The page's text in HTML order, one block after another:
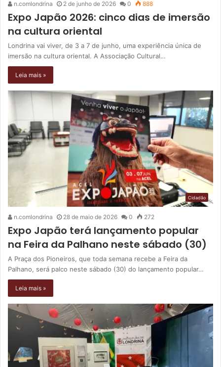
n.comlondrina 2 de junho de 2026 0 888
Expo Japão 2026: cinco dias de imersão
na cultura oriental
Londrina vai viver, de 3 a 7 de junho, uma experiência única de
imersão na cultura oriental. A Associação Cultural…
Leia mais »
Cidadão
n.comlondrina 28 de maio de 2026 0 272
Expo Japão terá lançamento popular
na Feira da Palhano neste sábado (30)
A Praça dos Pioneiros, que toda semana recebe a Feira da
Palhano, será palco neste sábado (30) do lançamento popular…
Leia mais »